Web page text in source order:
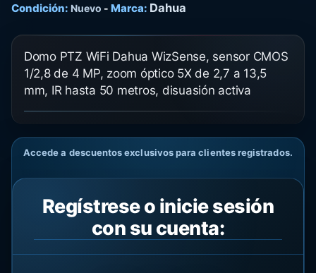
Condición: Nuevo - Marca: Dahua
Domo PTZ WiFi Dahua WizSense, sensor CMOS
1/2,8 de 4 MP, zoom óptico 5X de 2,7 a 13,5
mm, IR hasta 50 metros, disuasión activa
Accede a descuentos exclusivos para clientes registrados.
Regístrese o inicie sesión
con su cuenta: